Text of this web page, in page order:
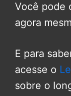
Você pode
agora
E para
acesse o
sobre o